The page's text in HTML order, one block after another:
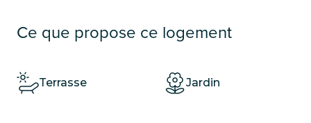
Ce que propose ce logement
Terrasse Jardin